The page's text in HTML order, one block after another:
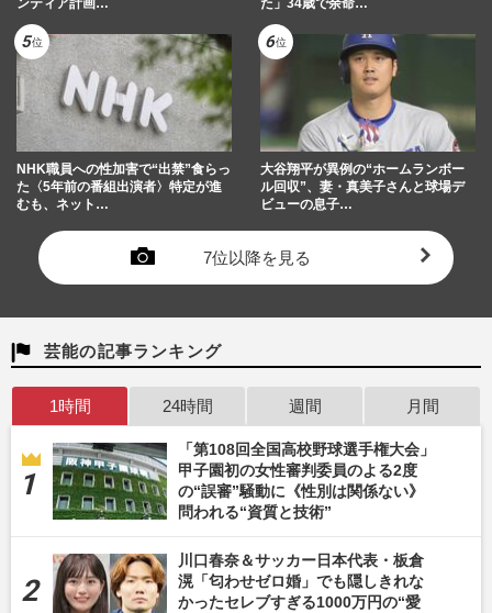
NHK職員への性加害で“出禁”食らっ
た〈5年前の番組出演者〉特定が進
むも、ネット…
大谷翔平が異例の“ホームランボー
ル回収”、妻・真美子さんと球場デ
ビューの息子…
7位以降を見る
芸能の記事ランキング
1時間 24時間 週間 月間
「第108回全国高校野球選手権大会」
甲子園初の女性審判委員のよる2度
の“誤審”騒動に《性別は関係ない》
問われる“資質と技術”
川口春奈＆サッカー日本代表・板倉
滉「匂わせゼロ婚」でも隠しきれな
かったセレブすぎる1000万円の“愛